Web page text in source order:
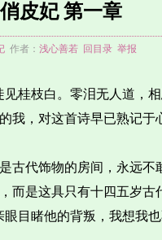
皮妃 第一章
作者： 浅心善若 回目录 举报
桂枝白。零泪无人道，
我，对这首诗早已熟记
古代饰物的房间，永远
而是这具只有十四五岁
目睹他的背叛，我想我